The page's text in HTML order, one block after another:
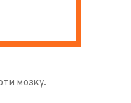
мозку.